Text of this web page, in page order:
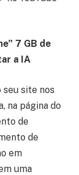
7 GB de
a IA
seu site nos
na página do
de
de
em
uma